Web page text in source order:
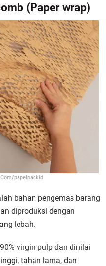
(Paper wrap)
papelpackid
bahan pengemas barang
diproduksi dengan
lebah.
virgin pulp dan dinilai
tahan lama, dan